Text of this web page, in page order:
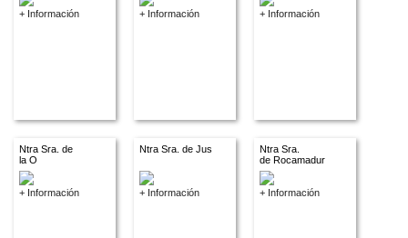
+ Información + Información + Información
Ntra Sra. de
la O
+ Información
Ntra Sra. de Jus
+ Información
Ntra Sra.
de Rocamadur
+ Información